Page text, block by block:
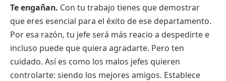
Te engañan. Con tu trabajo tienes que demostrar
que eres esencial para el éxito de ese departamento.
Por esa razón, tu jefe será más reacio a despedirte e
incluso puede que quiera agradarte. Pero ten
cuidado. Así es como los malos jefes quieren
controlarte: siendo los mejores amigos. Establece